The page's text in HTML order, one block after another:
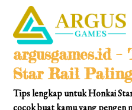
content
argusgames.id
Star Rail
Tips lengkap untuk Honkai
cocok buat kamu yang pengen